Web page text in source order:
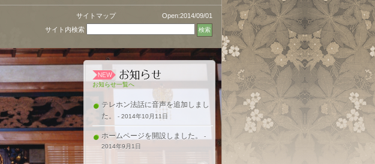
サイトマップ
Open:2014/09/01
サイト内検索
お知らせ一覧へ
テレホン法話に音声を追加しまし
た。
- 2014年10月11日
ホームページを開設しました。
-
2014年9月1日